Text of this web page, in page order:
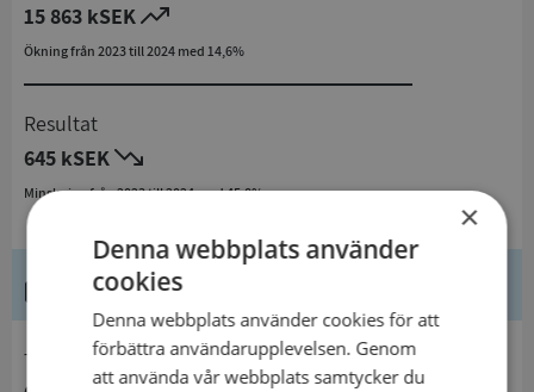
15 863 kSEK
Ökning från 2023 till 2024 med 14,6%
Resultat
645 kSEK
Minskning från 2023 till 2024 med 45,8%
Kontaktuppgifter
×
Denna webbplats använder
cookies
Denna webbplats använder cookies för att
förbättra användarupplevelsen. Genom
att använda vår webbplats samtycker du